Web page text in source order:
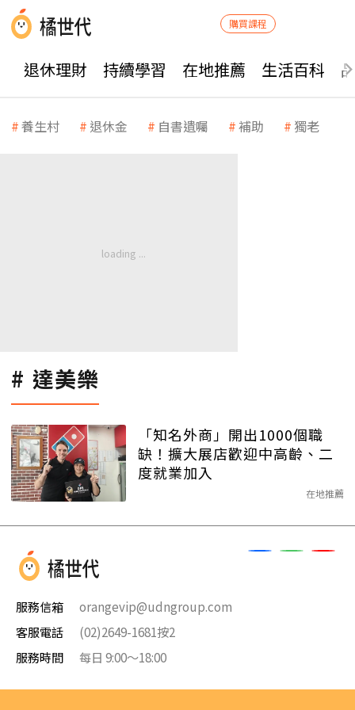
購買課程
退休理財 持續學習 在地推薦 生活百科
養生村 退休金 自書遺囑 補助 獨老
達美樂
「知名外商」開出1000個職
缺！擴大展店歡迎中高齡、二
度就業加入
在地推薦
服務信箱
orangevip@udngroup.com
客服電話
(02)2649-1681按2
服務時間
每日 9:00～18:00